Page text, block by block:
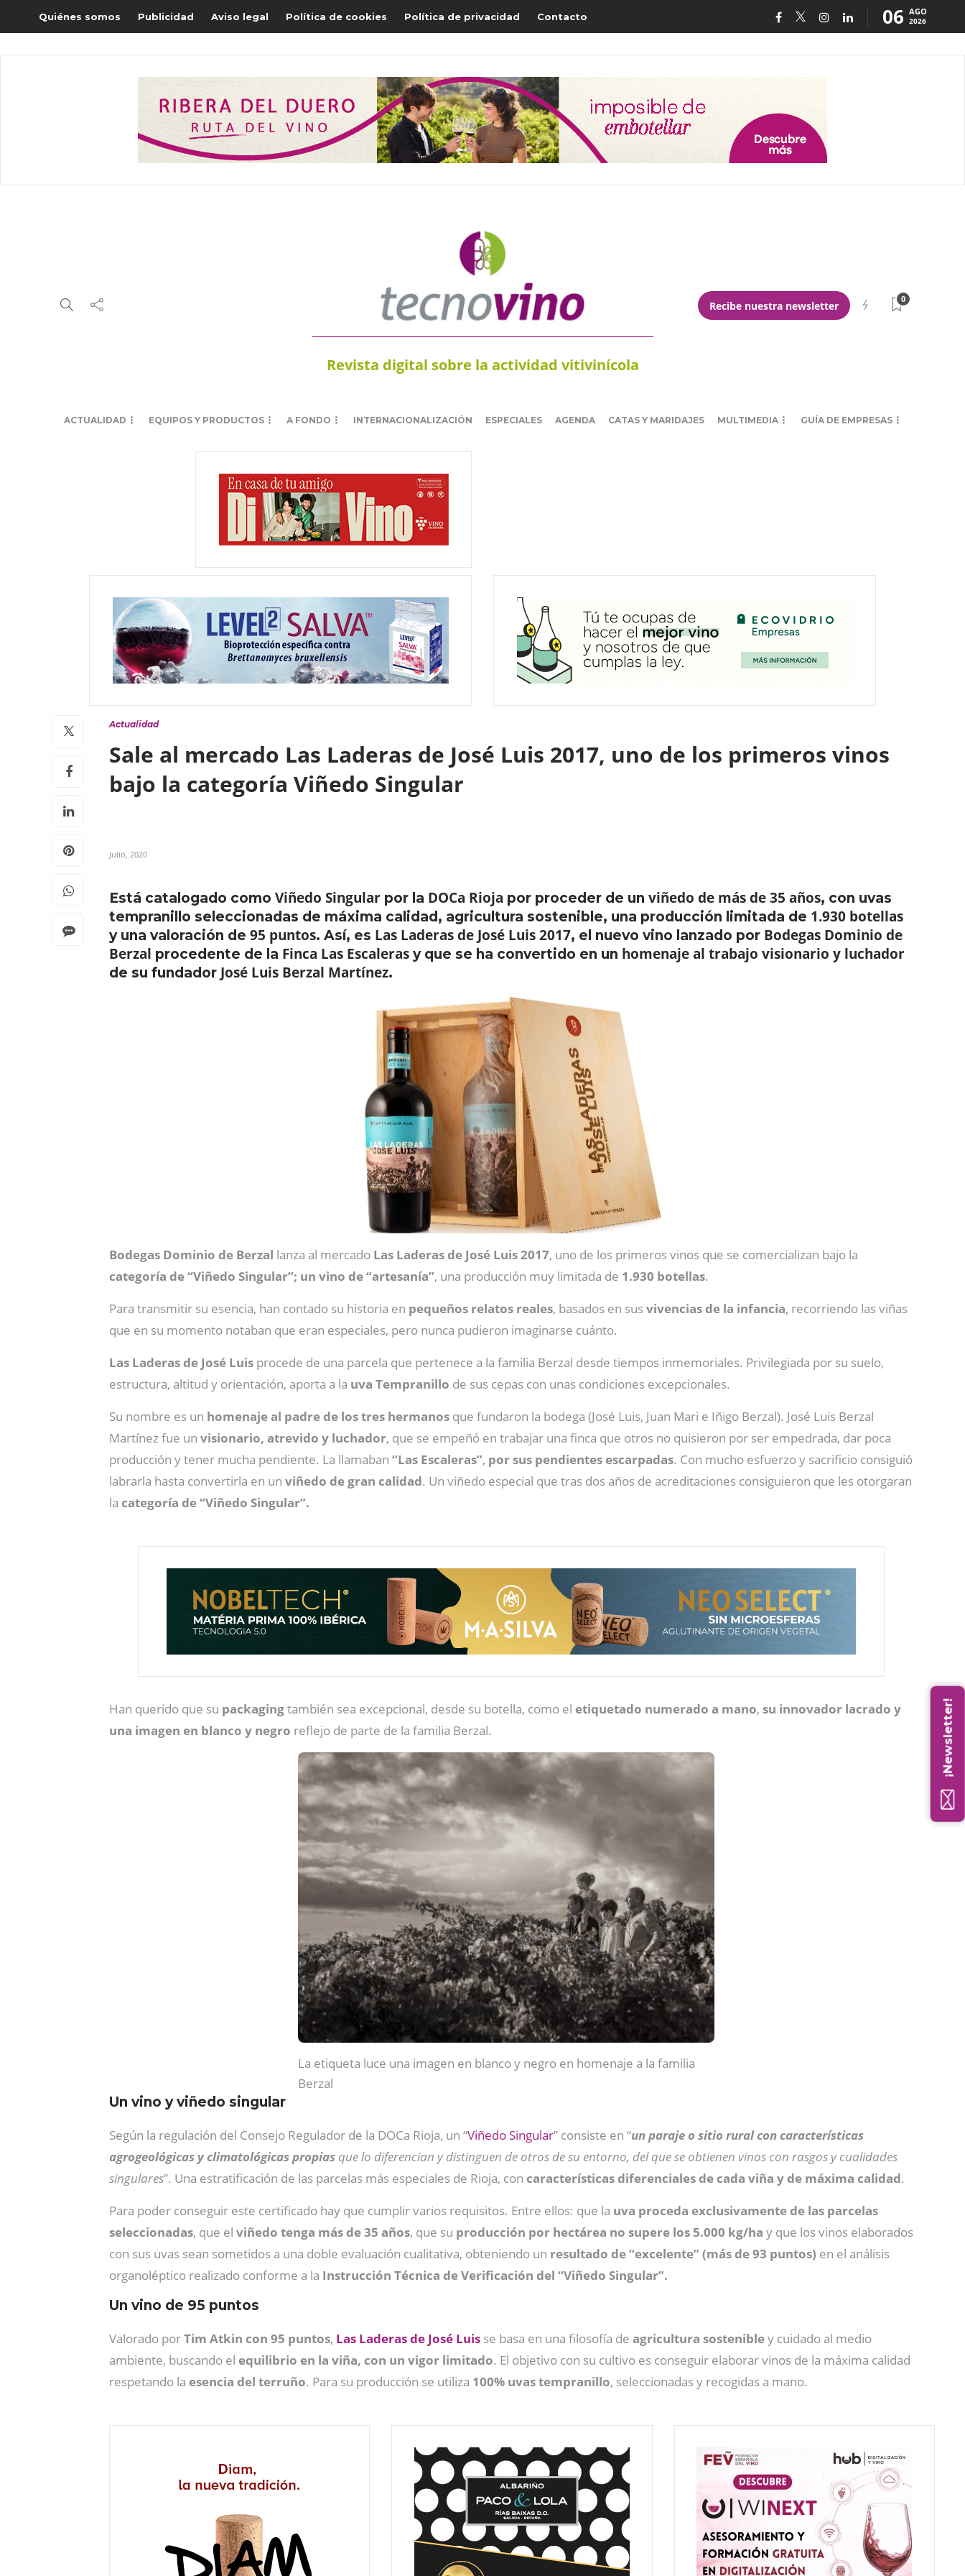
Quiénes somos Publicidad Aviso legal Política de cookies Política de privacidad Contacto 06 AGO
2026
Revista digital sobre la actividad vitivinícola
Recibe nuestra newsletter
0
ACTUALIDAD EQUIPOS Y PRODUCTOS A FONDO INTERNACIONALIZACIÓN ESPECIALES AGENDA CATAS Y MARIDAJES MULTIMEDIA GUÍA DE EMPRESAS
Actualidad
Sale al mercado Las Laderas de José Luis 2017, uno de los primeros vinos
bajo la categoría Viñedo Singular
Julio, 2020
Está catalogado como Viñedo Singular por la DOCa Rioja por proceder de un viñedo de más de 35 años, con uvas
tempranillo seleccionadas de máxima calidad, agricultura sostenible, una producción limitada de 1.930 botellas
y una valoración de 95 puntos. Así, es Las Laderas de José Luis 2017, el nuevo vino lanzado por Bodegas Dominio de
Berzal procedente de la Finca Las Escaleras y que se ha convertido en un homenaje al trabajo visionario y luchador
de su fundador José Luis Berzal Martínez.
Bodegas Dominio de Berzal lanza al mercado Las Laderas de José Luis 2017, uno de los primeros vinos que se comercializan bajo la
categoría de “Viñedo Singular”; un vino de “artesanía”, una producción muy limitada de 1.930 botellas.
Para transmitir su esencia, han contado su historia en pequeños relatos reales, basados en susvivencias de la infancia, recorriendo las viñas
que en su momento notaban que eran especiales, pero nunca pudieron imaginarse cuánto.
Las Laderas de José Luis procede de una parcela que pertenece a la familia Berzal desde tiempos inmemoriales. Privilegiada por su suelo,
estructura, altitud y orientación, aporta a la uva Tempranillo de sus cepas con unas condiciones excepcionales.
Su nombre es un homenaje al padre de los tres hermanos que fundaron la bodega (José Luis, Juan Mari e Iñigo Berzal). José Luis Berzal
Martínez fue un visionario, atrevido y luchador, que se empeñó en trabajar una finca que otros no quisieron por ser empedrada, dar poca
producción y tener mucha pendiente. La llamaban “Las Escaleras”, por sus pendientes escarpadas. Con mucho esfuerzo y sacrificio consiguió
labrarla hasta convertirla en un viñedo de gran calidad. Un viñedo especial que tras dos años de acreditaciones consiguieron que les otorgaran
la categoría de “Viñedo Singular”.
Han querido que su packagingtambién sea excepcional, desde su botella, como el etiquetado numerado a mano, su innovador lacrado y
una imagen en blanco y negro reflejo de parte de la familia Berzal.
La etiqueta luce una imagen en blanco y negro en homenaje a la familia
Berzal
Un vino y viñedo singular
Según la regulación del Consejo Regulador de la DOCa Rioja, un “Viñedo Singular” consiste en “un paraje o sitio rural con características
agrogeológicas y climatológicas propias que lo diferencian y distinguen de otros de su entorno, del que se obtienen vinos con rasgos y cualidades
singulares”. Una estratificación de las parcelas más especiales de Rioja, con características diferenciales de cada viña y de máxima calidad.
Para poder conseguir este certificado hay que cumplir varios requisitos. Entre ellos: que la uva proceda exclusivamente de las parcelas
seleccionadas, que el viñedo tenga más de 35 años, que su producción por hectárea no supere los 5.000 kg/ha y que los vinos elaborados
con sus uvas sean sometidos a una doble evaluación cualitativa, obteniendo un resultado de “excelente” (más de 93 puntos) en el análisis
organoléptico realizado conforme a la Instrucción Técnica de Verificación del “Viñedo Singular”.
Un vino de 95 puntos
Valorado porTim Atkin con 95 puntos, Las Laderas de José Luis se basa en una filosofía de agricultura sostenibley cuidado al medio
ambiente, buscando el equilibrio en la viña, con un vigor limitado. El objetivo con su cultivo es conseguir elaborar vinos de la máxima calidad
respetando la esencia del terruño. Para su producción se utiliza 100% uvas tempranillo, seleccionadas y recogidas a mano.
¡Newsletter!